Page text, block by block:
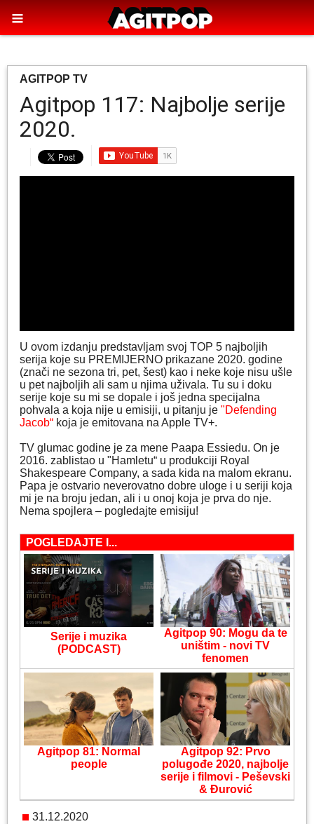
AGITPOP TV
Agitpop 117: Najbolje serije
2020.
U ovom izdanju predstavljam svoj TOP 5 najboljih
serija koje su PREMIJERNO prikazane 2020. godine
(znači ne sezona tri, pet, šest) kao i neke koje nisu ušle
u pet najboljih ali sam u njima uživala. Tu su i doku
serije koje su mi se dopale i još jedna specijalna
pohvala a koja nije u emisiji, u pitanju je "Defending
Jacob“ koja je emitovana na Apple TV+.
TV glumac godine je za mene Paapa Essiedu. On je
2016. zablistao u "Hamletu“ u produkciji Royal
Shakespeare Company, a sada kida na malom ekranu.
Papa je ostvario neverovatno dobre uloge i u seriji koja
mi je na broju jedan, ali i u onoj koja je prva do nje.
Nema spojlera – pogledajte emisiju!
POGLEDAJTE I...
Serije i muzika
(PODCAST)
Agitpop 90: Mogu da te
uništim - novi TV
fenomen
Agitpop 81: Normal
people
Agitpop 92: Prvo
polugođe 2020, najbolje
serije i filmovi - Peševski
& Đurović
31.12.2020